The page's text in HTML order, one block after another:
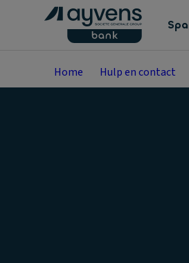
Home Hulp en contact